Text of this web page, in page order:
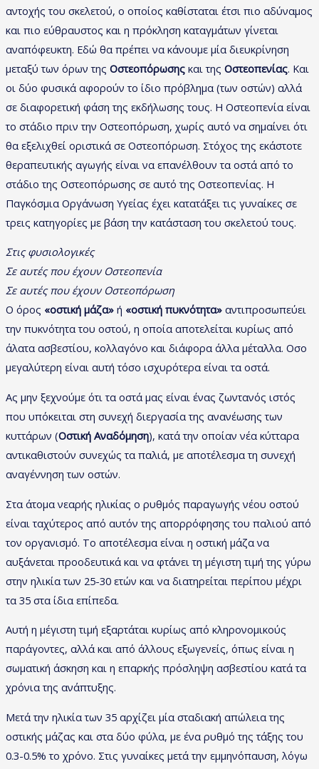
αντοχής του σκελετού, ο οποίος καθίσταται έτσι πιο αδύναμος
και πιο εύθραυστος και η πρόκληση καταγμάτων γίνεται
αναπόφευκτη. Εδώ θα πρέπει να κάνουμε μία διευκρίνηση
μεταξύ των όρων της Οστεοπόρωσης και της Οστεοπενίας. Και
οι δύο φυσικά αφορούν το ίδιο πρόβλημα (των οστών) αλλά
σε διαφορετική φάση της εκδήλωσης τους. Η Οστεοπενία είναι
το στάδιο πριν την Οστεοπόρωση, χωρίς αυτό να σημαίνει ότι
θα εξελιχθεί οριστικά σε Οστεοπόρωση. Στόχος της εκάστοτε
θεραπευτικής αγωγής είναι να επανέλθουν τα οστά από το
στάδιο της Οστεοπόρωσης σε αυτό της Οστεοπενίας. Η
Παγκόσμια Οργάνωση Υγείας έχει κατατάξει τις γυναίκες σε
τρεις κατηγορίες με βάση την κατάσταση του σκελετού τους.
Στις φυσιολογικές
Σε αυτές που έχουν Οστεοπενία
Σε αυτές που έχουν Οστεοπόρωση
Ο όρος «οστική μάζα»ή «οστική πυκνότητα» αντιπροσωπεύει
την πυκνότητα του οστού, η οποία αποτελείται κυρίως από
άλατα ασβεστίου, κολλαγόνο και διάφορα άλλα μέταλλα. Οσο
μεγαλύτερη είναι αυτή τόσο ισχυρότερα είναι τα οστά.
Ας μην ξεχνούμε ότι τα οστά μας είναι ένας ζωντανός ιστός
που υπόκειται στη συνεχή διεργασία της ανανέωσης των
κυττάρων (Οστική Αναδόμηση), κατά την οποίαν νέα κύτταρα
αντικαθιστούν συνεχώς τα παλιά, με αποτέλεσμα τη συνεχή
αναγέννηση των οστών.
Στα άτομα νεαρής ηλικίας ο ρυθμός παραγωγής νέου οστού
είναι ταχύτερος από αυτόν της απορρόφησης του παλιού από
τον οργανισμό. Το αποτέλεσμα είναι η οστική μάζα να
αυξάνεται προοδευτικά και να φτάνει τη μέγιστη τιμή της γύρω
στην ηλικία των 25-30 ετών και να διατηρείται περίπου μέχρι
τα 35 στα ίδια επίπεδα.
Αυτή η μέγιστη τιμή εξαρτάται κυρίως από κληρονομικούς
παράγοντες, αλλά και από άλλους εξωγενείς, όπως είναι η
σωματική άσκηση και η επαρκής πρόσληψη ασβεστίου κατά τα
χρόνια της ανάπτυξης.
Μετά την ηλικία των 35 αρχίζει μία σταδιακή απώλεια της
οστικής μάζας και στα δύο φύλα, με ένα ρυθμό της τάξης του
0.3-0.5% το χρόνο. Στις γυναίκες μετά την εμμηνόπαυση, λόγω